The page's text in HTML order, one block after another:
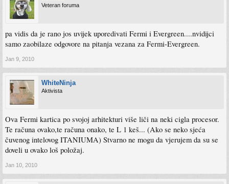
Veteran foruma
pa vidis da je rano jos uvijek uporedivati Fermi i Evergreen....nvidijci
samo zaobilaze odgovore na pitanja vezana za Fermi-Evergreen.
Jan 9, 2010
WhiteNinja
Aktivista
Ova Fermi kartica po svojoj arhitekturi više liči na neki cigla procesor.
Te računa ovako,te računa onako, te L 1 keš... (Ako se neko sjeća
čuvenog intelovog ITANIUMA) Stvarno ne mogu da vjerujem da su se
doveli u ovako loš položaj.
Jan 10, 2010